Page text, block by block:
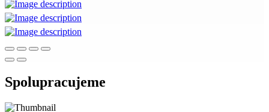
Spolupracujeme